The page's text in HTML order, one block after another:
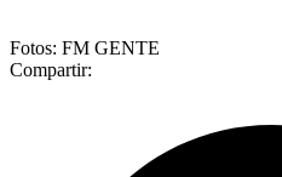
Fotos: FM GENTE
Compartir: